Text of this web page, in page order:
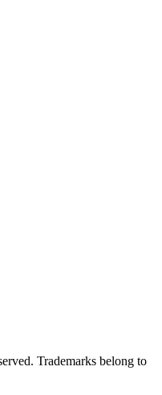
Trademarks belong to